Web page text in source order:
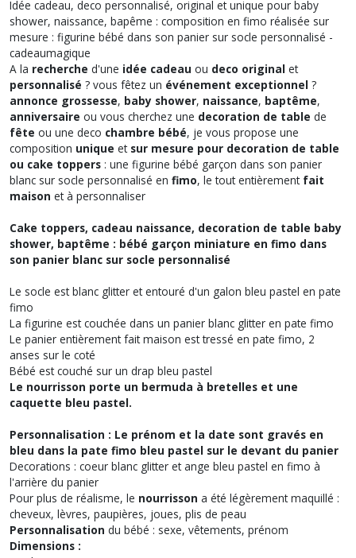
Idée cadeau, deco personnalisé, original et unique pour baby
shower, naissance, bapême : composition en fimo réalisée sur
mesure : figurine bébé dans son panier sur socle personnalisé -
cadeaumagique
A la recherche d'une idée cadeau ou deco original et
personnalisé ? vous fêtez un événement exceptionnel ?
annonce grossesse, baby shower, naissance, baptême,
anniversaire ou vous cherchez une decoration de table de
fête ou une deco chambre bébé, je vous propose une
composition unique et sur mesure pour decoration de table
ou cake toppers : une figurine bébé garçon dans son panier
blanc sur socle personnalisé en fimo, le tout entièrement fait
maison et à personnaliser
Cake toppers, cadeau naissance, decoration de table baby
shower, baptême : bébé garçon miniature en fimo dans
son panier blanc sur socle personnalisé
Le socle est blanc glitter et entouré d'un galon bleu pastel en pate
fimo
La figurine est couchée dans un panier blanc glitter en pate fimo
Le panier entièrement fait maison est tressé en pate fimo, 2
anses sur le coté
Bébé est couché sur un drap bleu pastel
Le nourrisson porte un bermuda à bretelles et une
caquette bleu pastel.
Personnalisation : Le prénom et la date sont gravés en
bleu dans la pate fimo bleu pastel sur le devant du panier
Decorations : coeur blanc glitter et ange bleu pastel en fimo à
l'arrière du panier
Pour plus de réalisme, le nourrisson a été légèrement maquillé :
cheveux, lèvres, paupières, joues, plis de peau
Personnalisation du bébé : sexe, vêtements, prénom
Dimensions :